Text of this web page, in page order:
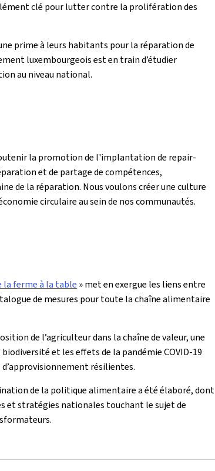
clé pour lutter contre la prolifération des
prime à leurs habitants pour la réparation de
luxembourgeois est en train d’étudier
au niveau national.
la promotion de l'implantation de repair-
et de partage de compétences,
de la réparation. Nous voulons créer une culture
circulaire au sein de nos communautés.
la ferme à la table » met en exergue les liens entre
de mesures pour toute la chaîne alimentaire
de l’agriculteur dans la chaîne de valeur, une
et les effets de la pandémie COVID-19
résilientes.
de la politique alimentaire a été élaboré, dont
et stratégies nationales touchant le sujet de